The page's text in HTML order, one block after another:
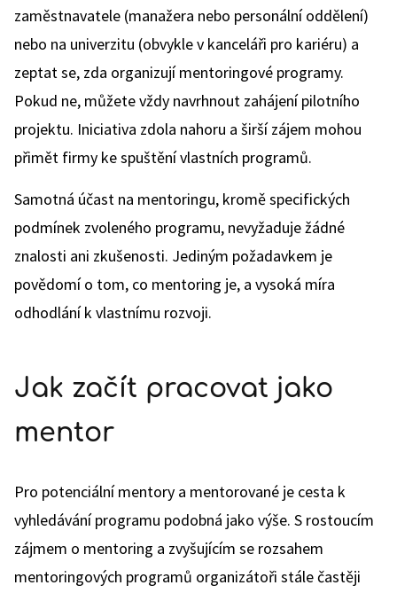
zaměstnavatele (manažera nebo personální oddělení)
nebo na univerzitu (obvykle v kanceláři pro kariéru) a
zeptat se, zda organizují mentoringové programy.
Pokud ne, můžete vždy navrhnout zahájení pilotního
projektu. Iniciativa zdola nahoru a širší zájem mohou
přimět firmy ke spuštění vlastních programů.
Samotná účast na mentoringu, kromě specifických
podmínek zvoleného programu, nevyžaduje žádné
znalosti ani zkušenosti. Jediným požadavkem je
povědomí o tom, co mentoring je, a vysoká míra
odhodlání k vlastnímu rozvoji.
Jak začít pracovat jako
mentor
Pro potenciální mentory a mentorované je cesta k
vyhledávání programu podobná jako výše. S rostoucím
zájmem o mentoring a zvyšujícím se rozsahem
mentoringových programů organizátoři stále častěji